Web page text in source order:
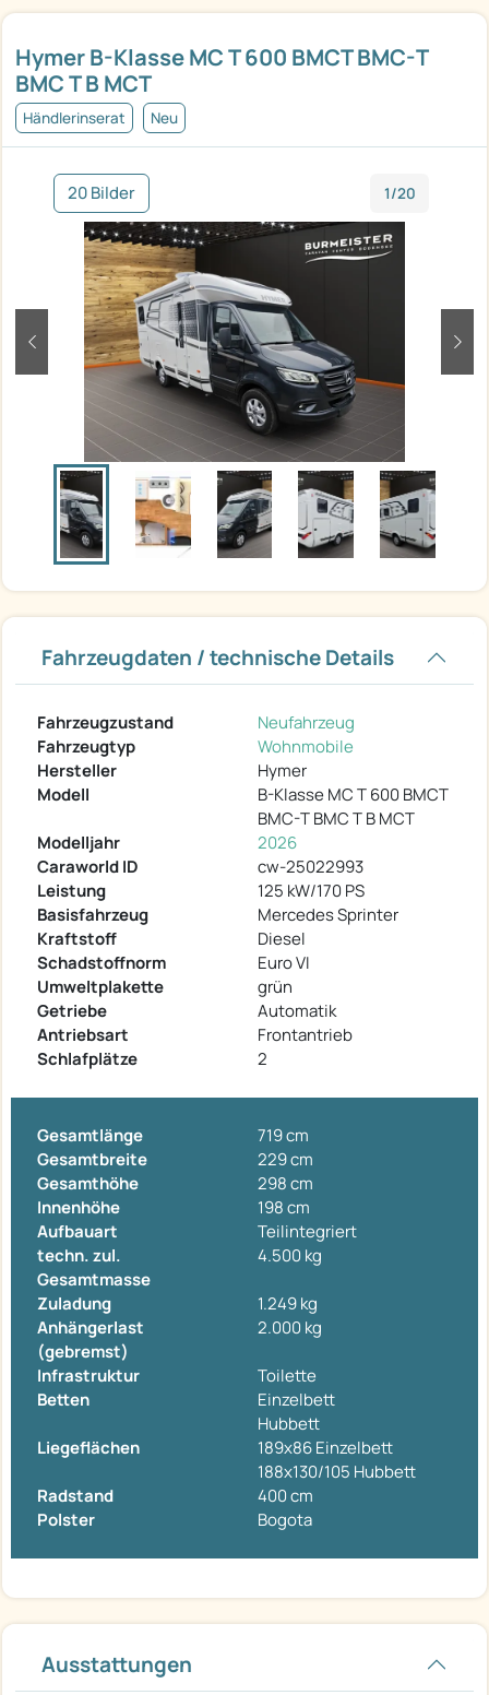
Hymer B-Klasse MC T 600 BMCT BMC-T
BMC T B MCT
Händlerinserat Neu
20 Bilder 1/20
zurück
Fahrzeugdaten / technische Details
Fahrzeugzustand
Neufahrzeug
Fahrzeugtyp
Wohnmobile
Hersteller
Hymer
Modell
B-Klasse MC T 600 BMCT
BMC-T BMC T B MCT
Modelljahr
2026
Caraworld ID
cw-25022993
Leistung
125 kW/170 PS
Basisfahrzeug
Mercedes Sprinter
Kraftstoff
Diesel
Schadstoffnorm
Euro VI
Umweltplakette
grün
Getriebe
Automatik
Antriebsart
Frontantrieb
Schlafplätze
2
Gesamtlänge
719 cm
Gesamtbreite
229 cm
Gesamthöhe
298 cm
Innenhöhe
198 cm
Aufbauart
Teilintegriert
techn. zul.
Gesamtmasse
4.500 kg
Zuladung
1.249 kg
Anhängerlast
(gebremst)
2.000 kg
Infrastruktur
Toilette
Betten
Einzelbett
Hubbett
Liegeflächen
189x86 Einzelbett
188x130/105 Hubbett
Radstand
400 cm
Polster
Bogota
Ausstattungen